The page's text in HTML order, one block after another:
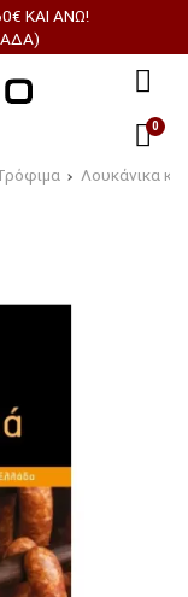
ΚΑΙ ΑΝΩ!
0
Λουκάνικα